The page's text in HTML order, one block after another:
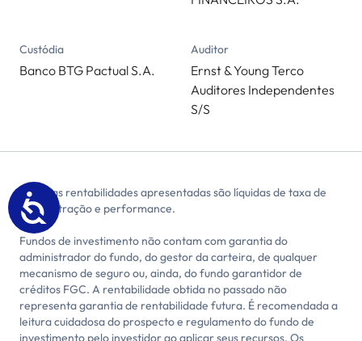
Custódia
Banco BTG Pactual S.A.
Auditor
Ernst & Young Terco
Auditores Independentes
S/S
Todas as rentabilidades apresentadas são líquidas de taxa de
administração e performance.
Fundos de investimento não contam com garantia do
administrador do fundo, do gestor da carteira, de qualquer
mecanismo de seguro ou, ainda, do fundo garantidor de
créditos FGC. A rentabilidade obtida no passado não
representa garantia de rentabilidade futura. É recomendada a
leitura cuidadosa do prospecto e regulamento do fundo de
investimento pelo investidor ao aplicar seus recursos. Os